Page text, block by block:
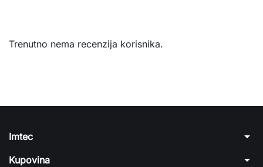
Trenutno nema recenzija korisnika.
Imtec arrow_drop_down
Kupovina arrow_drop_down